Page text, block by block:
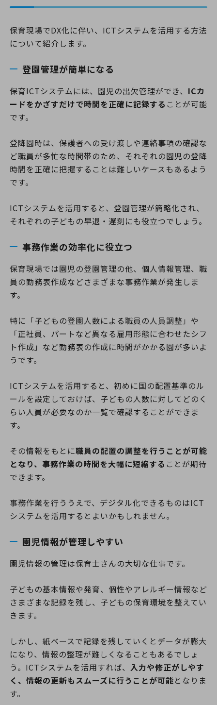
保育現場でDX化に伴い、ICTシステムを活用する方法
について紹介します。
登園管理が簡単になる
保育ICTシステムには、園児の出欠管理ができ、 ICカ
ードをかざすだけで時間を正確に記録する ことが可能
です。
登降園時は、保護者への受け渡しや連絡事項の確認な
ど職員が多忙な時間帯のため、それぞれの園児の登降
時間を正確に把握することは難しいケースもあるよう
です。
ICTシステムを活用すると、登園管理が簡略化され、
それぞれの子どもの早退・遅刻にも役立つでしょう。
事務作業の効率化に役立つ
保育現場では園児の登園管理の他、個人情報管理、職
員の勤務表作成などさまざまな事務作業が発生しま
す。
特に「子どもの登園人数による職員の人員調整」や
「正社員、パートなど異なる雇用形態に合わせたシフ
ト作成」など勤務表の作成に時間がかかる園が多いよ
うです。
ICTシステムを活用すると、初めに国の配置基準のル
ールを設定しておけば、子どもの人数に対してどのく
らい人員が必要なのか一覧で確認することができま
す。
その情報をもとに職員の配置の調整を行うことが可能
となり、事務作業の時間を大幅に短縮する ことが期待
できます。
事務作業を行ううえで、デジタル化できるものはICT
システムを活用するとよいかもしれません。
園児情報が管理しやすい
園児情報の管理は保育士さんの大切な仕事です。
子どもの基本情報や発育、個性やアレルギー情報など
さまざまな記録を残し、子どもの保育環境を整えてい
きます。
しかし、紙ベースで記録を残していくとデータが膨大
になり、情報の整理が難しくなることもあるでしょ
う。ICTシステムを活用すれば、 入力や修正がしやす
く、情報の更新もスムーズに行うことが可能となりま
す。